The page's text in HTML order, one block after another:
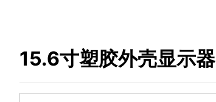
15.6寸塑胶外壳显示器